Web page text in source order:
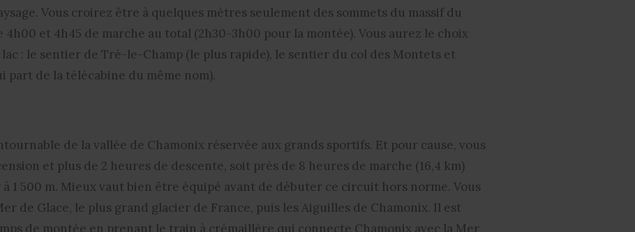
Vous croirez être à quelques mètres seulement des sommets du massif du
et 4h45 de marche au total (2h30-3h00 pour la montée). Vous aurez le choix
lac : le sentier de Tré-le-Champ (le plus rapide), le sentier du col des Montets et
part de la télécabine du même nom).
de la vallée de Chamonix réservée aux grands sportifs. Et pour cause, vous
et plus de 2 heures de descente, soit près de 8 heures de marche (16,4 km)
1 500 m. Mieux vaut bien être équipé avant de débuter ce circuit hors norme. Vous
de Glace, le plus grand glacier de France, puis les Aiguilles de Chamonix. Il est
de montée en prenant le train à crémaillère qui connecte Chamonix avec la Mer